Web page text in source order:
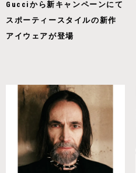
Gucciから新キャンペーンにて
スポーティースタイルの新作
アイウェアが登場